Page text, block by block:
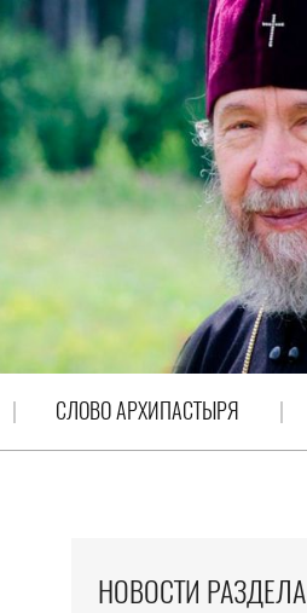
СЛОВО АРХИПАСТЫРЯ
НОВОСТИ РАЗДЕЛА